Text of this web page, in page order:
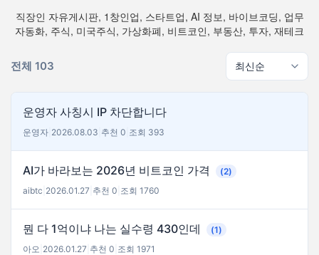
직장인 자유게시판, 1창인업, 스타트업, AI 정보, 바이브코딩, 업무
자동화, 주식, 미국주식, 가상화폐, 비트코인, 부동산, 투자, 재테크
전체 103
운영자 사칭시 IP 차단합니다
운영자 2026.08.03 추천 0 조회 393
AI가 바라보는 2026년 비트코인 가격
(2)
aibtc 2026.01.27 추천 0 조회 1760
뭔 다 1억이냐 나는 실수령 430인데
(1)
아오 2026.01.27 추천 0 조회 1971